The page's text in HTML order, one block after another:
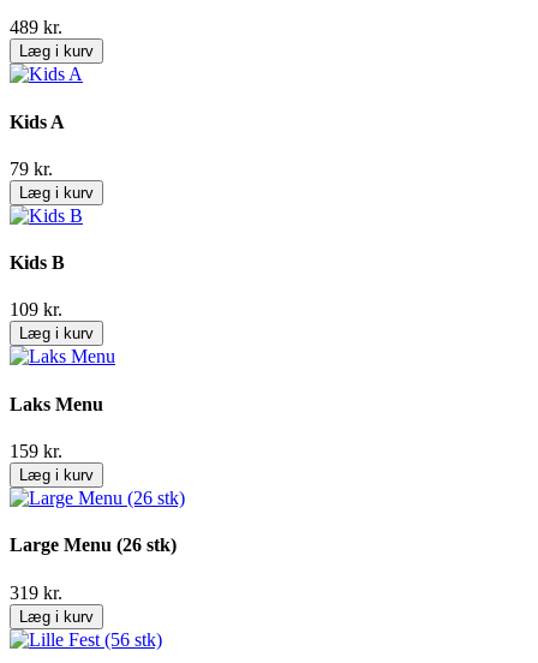
489 kr.
Læg i kurv
Kids A
79 kr.
Læg i kurv
Kids B
109 kr.
Læg i kurv
Laks Menu
159 kr.
Læg i kurv
Large Menu (26 stk)
319 kr.
Læg i kurv